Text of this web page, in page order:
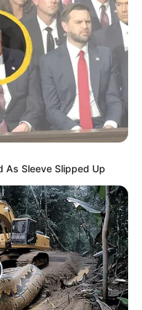
pénzügyi
ami fájdalmas
kereskedelmi
pénzük van a
a román–
meg.
As Sleeve Slipped Up